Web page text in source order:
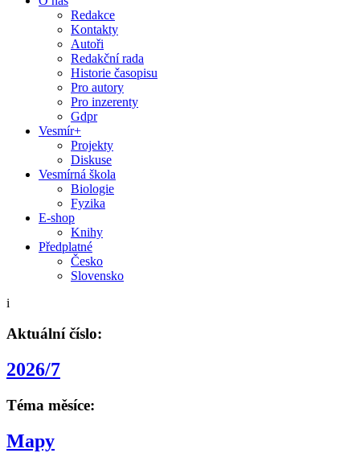
Redakce
Kontakty
Autoři
Redakční rada
Historie časopisu
Pro autory
Pro inzerenty
Gdpr
Vesmír+
Projekty
Diskuse
Vesmírná škola
Biologie
Fyzika
E-shop
Knihy
Předplatné
Česko
Slovensko
i
Aktuální číslo:
2026/7
Téma měsíce:
Mapy